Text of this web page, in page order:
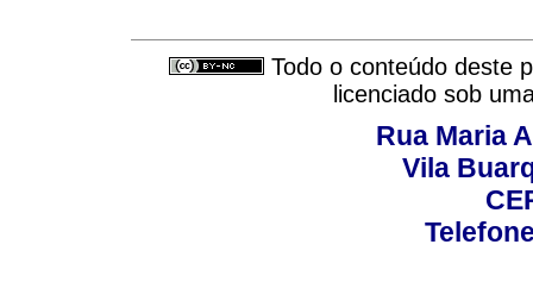
Todo o conteúdo deste
licenciado sob
Rua Maria
Vila